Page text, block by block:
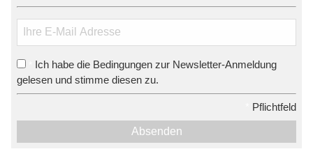
Ich habe die Bedingungen zur Newsletter-Anmeldung
gelesen und stimme diesen zu.
Pflichtfeld
Absenden